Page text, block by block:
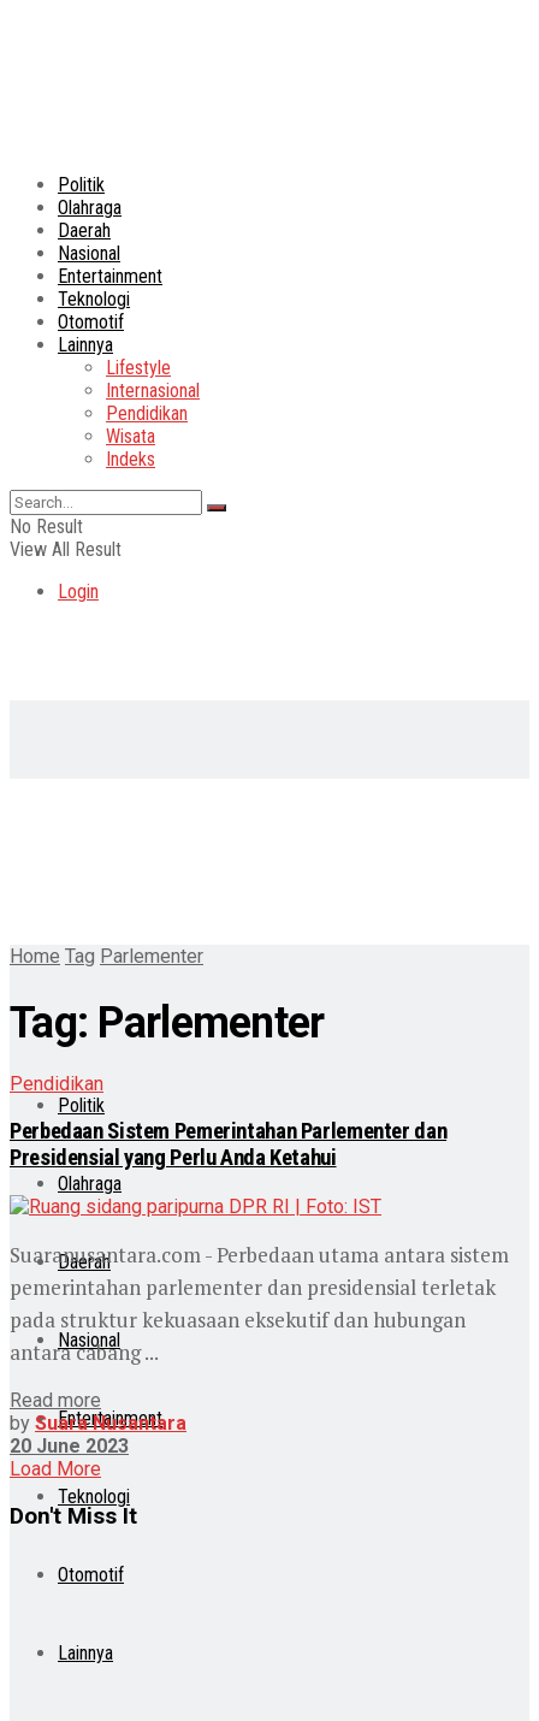
Politik
Olahraga
Daerah
Nasional
Entertainment
Teknologi
Otomotif
Lainnya
Lifestyle
Internasional
Pendidikan
Wisata
Indeks
No Result
View All Result
Login
Politik
Olahraga
Daerah
Nasional
Entertainment
Teknologi
Otomotif
Lainnya
Home Tag Parlementer
Tag: Parlementer
Pendidikan
Perbedaan Sistem Pemerintahan Parlementer dan
Presidensial yang Perlu Anda Ketahui
Suaranusantara.com - Perbedaan utama antara sistem
pemerintahan parlementer dan presidensial terletak
pada struktur kekuasaan eksekutif dan hubungan
antara cabang ...
Read more
by Suara Nusantara
20 June 2023
Load More
Don't Miss It